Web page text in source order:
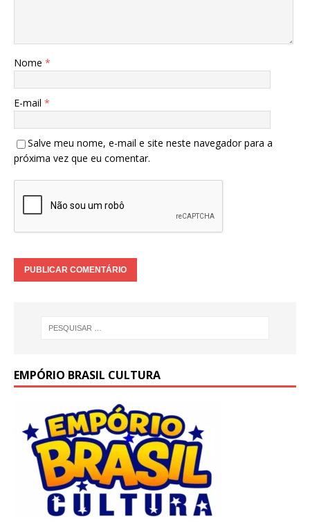
Nome *
E-mail *
Salve meu nome, e-mail e site neste navegador para a
próxima vez que eu comentar.
EMPÓRIO BRASIL CULTURA